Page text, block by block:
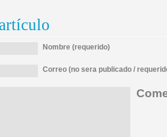
Nombre (requerido)
Correo (no sera publicado /